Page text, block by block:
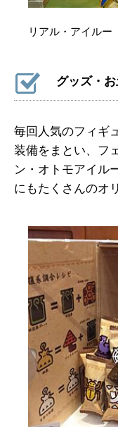
リアル・アイルー
グッズ・
毎回人気のフィギ
装備をまとい、フ
ン・オトモアイル
にもたくさんのオ